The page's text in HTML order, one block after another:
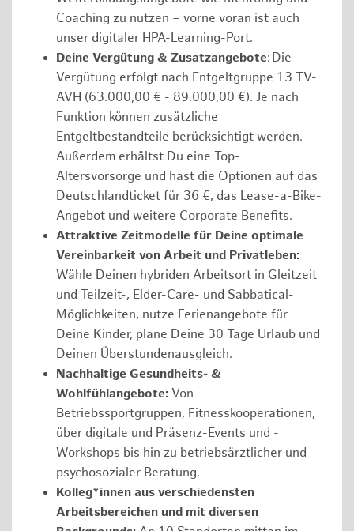
Coaching zu nutzen – vorne voran ist auch
unser digitaler HPA-Learning-Port.
Deine Vergütung & Zusatzangebote: Die
Vergütung erfolgt nach Entgeltgruppe 13 TV-
AVH (63.000,00 € - 89.000,00 €). Je nach
Funktion können zusätzliche
Entgeltbestandteile berücksichtigt werden.
Außerdem erhältst Du eine Top-
Altersvorsorge und hast die Optionen auf das
Deutschlandticket für 36 €, das Lease-a-Bike-
Angebot und weitere Corporate Benefits.
Attraktive Zeitmodelle für Deine optimale
Vereinbarkeit von Arbeit und Privatleben:
Wähle Deinen hybriden Arbeitsort in Gleitzeit
und Teilzeit-, Elder-Care- und Sabbatical-
Möglichkeiten, nutze Ferienangebote für
Deine Kinder, plane Deine 30 Tage Urlaub und
Deinen Überstundenausgleich.
Nachhaltige Gesundheits- &
Wohlfühlangebote: Von
Betriebssportgruppen, Fitnesskooperationen,
über digitale und Präsenz-Events und -
Workshops bis hin zu betriebsärztlicher und
psychosozialer Beratung.
Kolleg*innen aus verschiedensten
Arbeitsbereichen und mit diversen